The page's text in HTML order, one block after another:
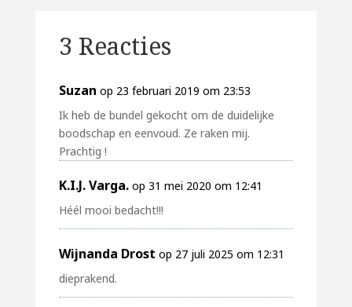
3 Reacties
Suzan op 23 februari 2019 om 23:53
Ik heb de bundel gekocht om de duidelijke
boodschap en eenvoud. Ze raken mij.
Prachtig !
K.I.J. Varga. op 31 mei 2020 om 12:41
Héél mooi bedacht!!!
Wijnanda Drost op 27 juli 2025 om 12:31
dieprakend.